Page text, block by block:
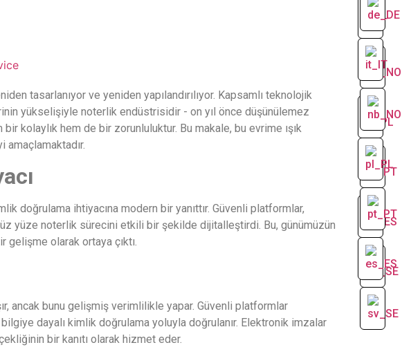
tasarlanıyor ve yeniden yapılandırılıyor. Kapsamlı teknolojik
yükselişiyle noterlik endüstrisidir - on yıl önce düşünülemez
kolaylık hem de bir zorunluluktur. Bu makale, bu evrime ışık
doğrulama ihtiyacına modern bir yanıttır. Güvenli platformlar,
yüze noterlik sürecini etkili bir şekilde dijitalleştirdi. Bu, günümüzün
olarak ortaya çıktı.
ancak bunu gelişmiş verimlilikle yapar. Güvenli platformlar
dayalı kimlik doğrulama yoluyla doğrulanır. Elektronik imzalar
bir kanıtı olarak hizmet eder.